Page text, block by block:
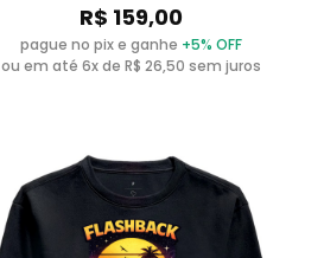
R$ 159,00
pague no pix e ganhe +5% OFF
ou em até 6x de R$ 26,50 sem juros